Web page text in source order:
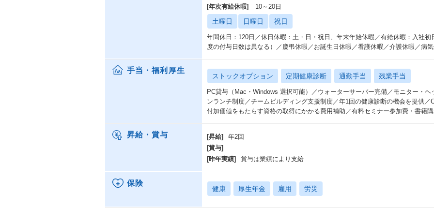
[年次有給休暇]
10～20日
土曜日 日曜日 祝日
年間休日：120日／休日休暇：土・日・祝日、年末年始休暇／有給休暇：入社
度の付与日数は異なる）／慶弔休暇／お誕生日休暇／看護休暇／介護休暇／病
手当・福利厚生
ストックオプション 定期健康診断 通勤手当 残業手当
PC貸与（Mac・Windows 選択可能）／ウォーターサーバー完備／モニター・
ンランチ制度／チームビルディング支援制度／年1回の健康診断の機会を提供
付加価値をもたらす資格の取得にかかる費用補助／有料セミナー参加費・書籍
昇給・賞与 [昇給]
年2回
[賞与]
[昨年実績]
賞与は業績により支給
保険
健康 厚生年金 雇用 労災